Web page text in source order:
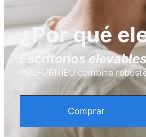
¿Por qué
Escritorios
®HLFURNIEU combina
Comprar